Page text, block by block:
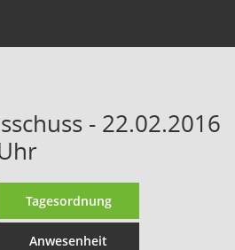
- 22.02.2016
Tagesordnung
Anwesenheit